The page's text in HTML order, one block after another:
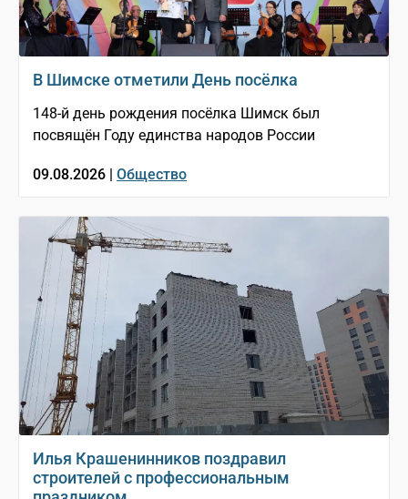
В Шимске отметили День посёлка
148-й день рождения посёлка Шимск был
посвящён Году единства народов России
09.08.2026 | Общество
Илья Крашенинников поздравил
строителей с профессиональным